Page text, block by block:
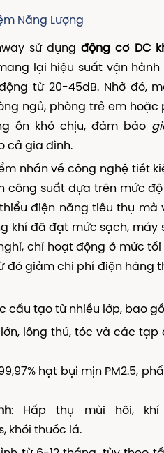
Năng Lượng
sử dụngđộng cơ DC
lại hiệu suất vận
từ 20-45dB. Nhờ đó,
ngủ, phòng trẻ em hoặc
ồn khó chịu, đảm bảo
cả gia đình.
nhấn về công nghệ tiết
công suất dựa trên mức
điện năng tiêu thụ mà
khí đã đạt mức sạch, máy
chỉ hoạt động ở mức
đó giảm chi phí điện hàng
cấu tạo từ nhiều lớp, bao
lớn, lông thú, tóc và các tạp
hạt bụi mịn PM2.5,
: Hấp thụ mùi hôi,
khói thuốc lá.